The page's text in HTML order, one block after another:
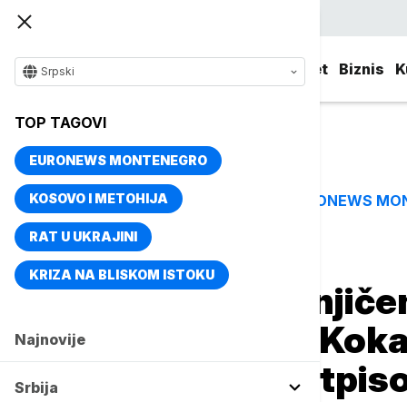
Svet Biznis
Srpski
TOP TAGOVI
EURONEWS MONTENEGRO
KOSOVO I METOHIJA
RAT U UKRAJINI
KRIZA NA BLISKOM ISTOKU
Najnovije
Srbija
TOP TAGOVI EURONEWS
Naslovna Srbija
Uhapšen
200 kila droge:
a marihuanu